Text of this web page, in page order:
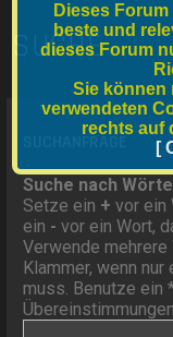
SUCHE
Suche nach
Setze ein + vor ein
ein - vor ein Wort,
Verwende
Klammer, wenn
muss. Benutze
Dieses
beste und
dieses Forum
Sie können
verwendeten
rechts auf
[